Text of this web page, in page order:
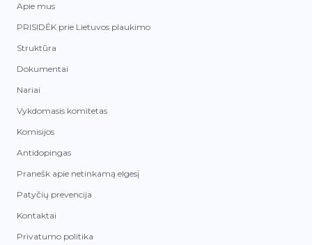
Apie mus
PRISIDĖK prie Lietuvos plaukimo
Struktūra
Dokumentai
Nariai
Vykdomasis komitetas
Komisijos
Antidopingas
Pranešk apie netinkamą elgesį
Patyčių prevencija
Kontaktai
Privatumo politika